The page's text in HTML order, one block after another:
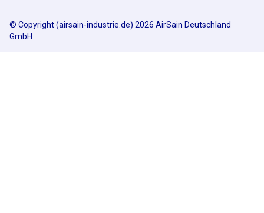
© Copyright (airsain-industrie.de) 2026 AirSain Deutschland
GmbH